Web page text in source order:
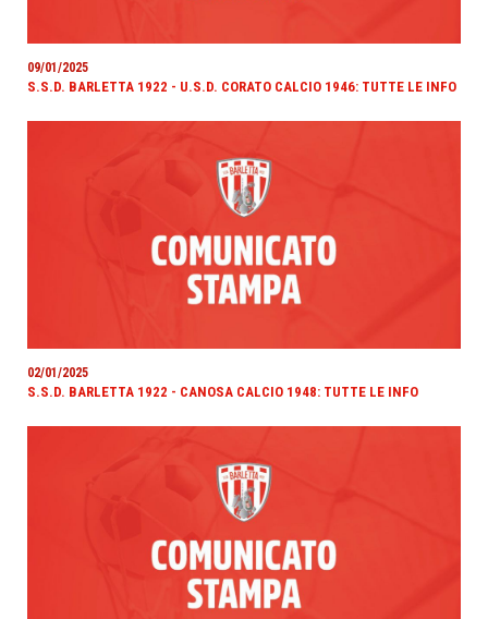
09/01/2025
S.S.D. BARLETTA 1922 - U.S.D. CORATO CALCIO 1946: TUTTE LE INFO
02/01/2025
S.S.D. BARLETTA 1922 - CANOSA CALCIO 1948: TUTTE LE INFO